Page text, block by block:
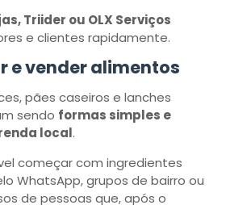
Triider ou OLX Serviços
e clientes rapidamente.
e vender alimentos
pães caseiros e lanches
sendo formas simples e
local.
começar com ingredientes
WhatsApp, grupos de bairro ou
de pessoas que, após o